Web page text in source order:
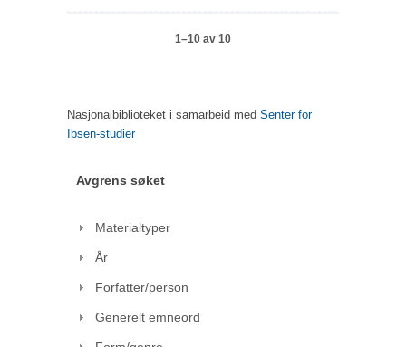
1–10 av 10
Nasjonalbiblioteket i samarbeid med Senter for
Ibsen-studier
Avgrens søket
Materialtyper
År
Forfatter/person
Generelt emneord